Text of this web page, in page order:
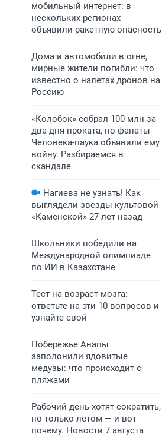
мобильный интернет: в
нескольких регионах
объявили ракетную опасность
Дома и автомобили в огне,
мирные жители погибли: что
известно о налетах дронов на
Россию
«Колобок» собрал 100 млн за
два дня проката, но фанаты
Человека-паука объявили ему
войну. Разбираемся в
скандале
Нагиева не узнать! Как
выглядели звезды культовой
«Каменской» 27 лет назад
Школьники победили на
Международной олимпиаде
по ИИ в Казахстане
Тест на возраст мозга:
ответьте на эти 10 вопросов и
узнайте свой
Побережье Анапы
заполонили ядовитые
медузы: что происходит с
пляжами
Рабочий день хотят сократить,
но только летом — и вот
почему. Новости 7 августа